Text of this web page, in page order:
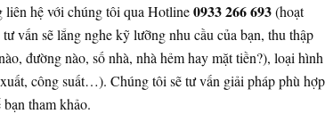
liên hệ với chúng tôi qua Hotline0933 266 693(hoạt
vấn sẽ lắng nghe kỹ lưỡng nhu cầu của bạn, thu thập
đường nào, số nhà, nhà hẻm hay mặt tiền?), loại hình
công suất…). Chúng tôi sẽ tư vấn giải pháp phù hợp
tham khảo.